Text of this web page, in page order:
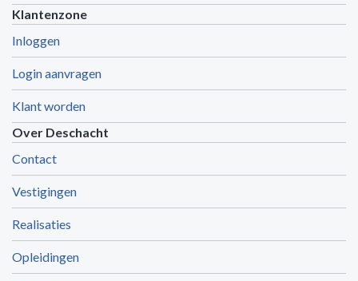
Klantenzone
Inloggen
Login aanvragen
Klant worden
Over Deschacht
Contact
Vestigingen
Realisaties
Opleidingen